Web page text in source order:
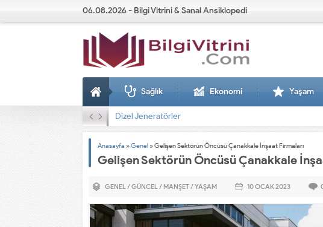
06.08.2026 - Bilgi Vitrini & Sanal Ansiklopedi
Sağlık Ekonomi Yaşam
Dizel Jeneratörler
Anasayfa »Genel »Gelişen Sektörün Öncüsü Çanakkale İnşaat Firmaları
Gelişen Sektörün Öncüsü Çanakkale
GENEL/GÜNCEL/ MANŞET/YAŞAM 10 OCAK2023